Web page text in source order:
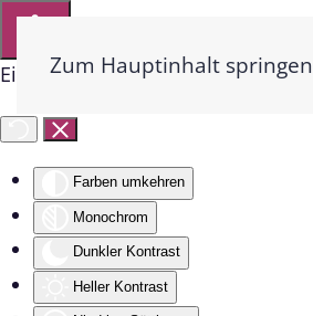
Eingabehilfen öffnen
Farben umkehren
Monochrom
Dunkler Kontrast
Heller Kontrast
Zum Hauptinhalt springen